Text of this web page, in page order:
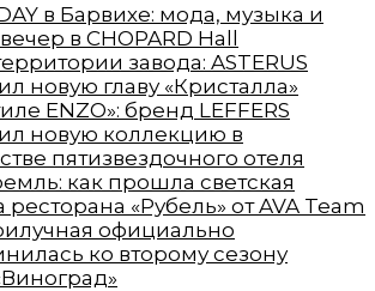
в Барвихе: мода, музыка и
в CHOPARD Hall
завода: ASTERUS
новую главу «Кристалла»
ENZO»: бренд LEFFERS
новую коллекцию в
пятизвездочного отеля
как прошла светская
«Рубель» от AVA Team
официально
ко второму сезону